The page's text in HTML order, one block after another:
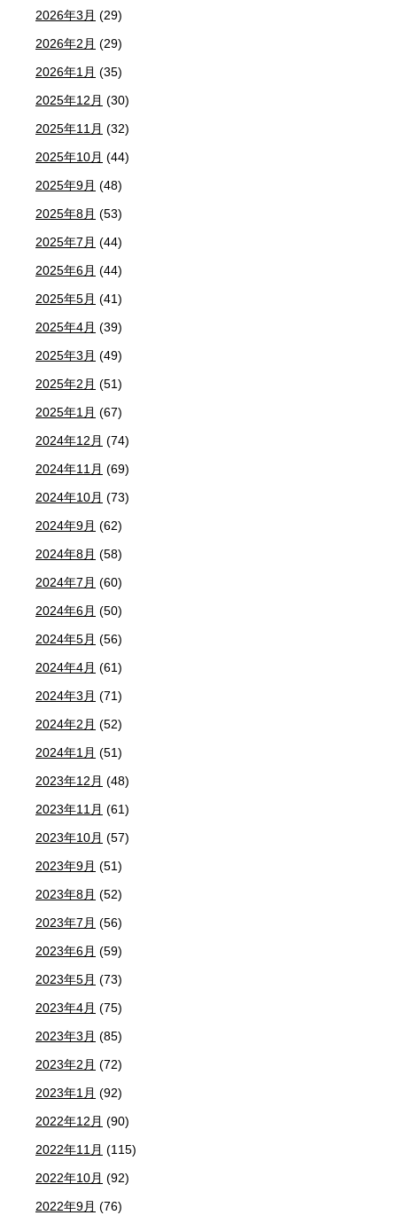
2026年3月 (29)
2026年2月 (29)
2026年1月 (35)
2025年12月 (30)
2025年11月 (32)
2025年10月 (44)
2025年9月 (48)
2025年8月 (53)
2025年7月 (44)
2025年6月 (44)
2025年5月 (41)
2025年4月 (39)
2025年3月 (49)
2025年2月 (51)
2025年1月 (67)
2024年12月 (74)
2024年11月 (69)
2024年10月 (73)
2024年9月 (62)
2024年8月 (58)
2024年7月 (60)
2024年6月 (50)
2024年5月 (56)
2024年4月 (61)
2024年3月 (71)
2024年2月 (52)
2024年1月 (51)
2023年12月 (48)
2023年11月 (61)
2023年10月 (57)
2023年9月 (51)
2023年8月 (52)
2023年7月 (56)
2023年6月 (59)
2023年5月 (73)
2023年4月 (75)
2023年3月 (85)
2023年2月 (72)
2023年1月 (92)
2022年12月 (90)
2022年11月 (115)
2022年10月 (92)
2022年9月 (76)